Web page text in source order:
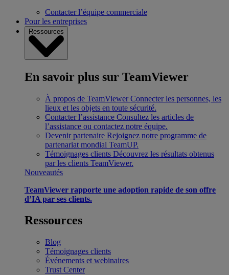
Contacter l’équipe commerciale
Pour les entreprises
Ressources
En savoir plus sur TeamViewer
À propos de TeamViewer Connecter les personnes, les
lieux et les objets en toute sécurité.
Contacter l’assistance Consultez les articles de
l’assistance ou contactez notre équipe.
Devenir partenaire Rejoignez notre programme de
partenariat mondial TeamUP.
Témoignages clients Découvrez les résultats obtenus
par les clients TeamViewer.
Nouveautés
TeamViewer rapporte une adoption rapide de son offre
d’IA par ses clients.
Ressources
Blog
Témoignages clients
Événements et webinaires
Trust Center